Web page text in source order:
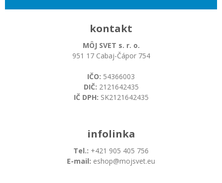
kontakt
MÔJ SVET s. r. o.
951 17 Cabaj-Čápor 754
IČO: 54366003
DIČ: 2121642435
IČ DPH: SK2121642435
infolinka
Tel.: +421 905 405 756
E-mail: eshop@mojsvet.eu